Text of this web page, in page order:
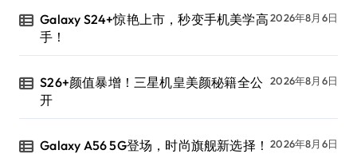
Galaxy S24+惊艳上市，秒变手机美学高
手！
2026年8月6日
S26+颜值暴增！三星机皇美颜秘籍全公
开
2026年8月6日
Galaxy A56 5G登场，时尚旗舰新选择！ 2026年8月6日